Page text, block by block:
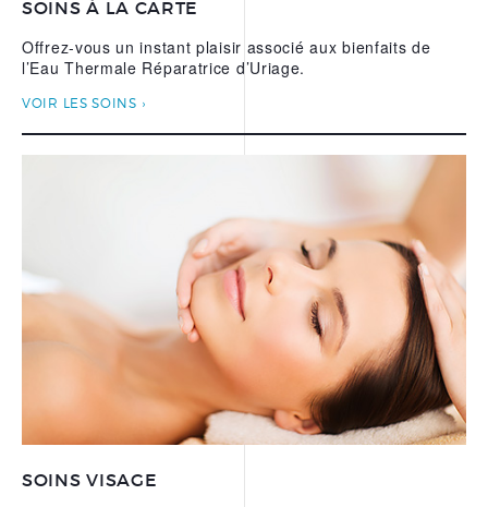
REPARATRICE D’URIAGE
NOS APPS
SOINS À LA CARTE
Offrez-vous un instant plaisir associé aux bienfaits de
l’Eau Thermale Réparatrice d’Uriage.
VOIR LES SOINS
SOINS VISAGE